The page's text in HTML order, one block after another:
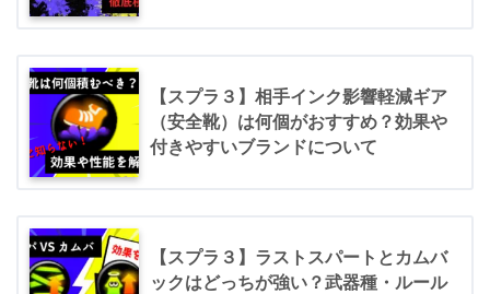
【スプラ３】相手インク影響軽減ギア
（安全靴）は何個がおすすめ？効果や
付きやすいブランドについて
【スプラ３】ラストスパートとカムバ
ックはどっちが強い？武器種・ルール